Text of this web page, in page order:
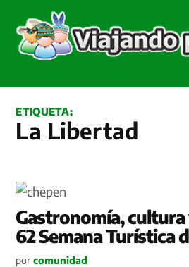
contenido
ETIQUETA:
La Libertad
Gastronomía,
62 Semana Turística
por comunidad